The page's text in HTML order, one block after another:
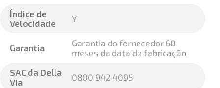
Índice de
Velocidade
Y
Garantia
Garantia do fornecedor 60
meses da data de fabricação
SAC da Della
Via
0800 942 4095